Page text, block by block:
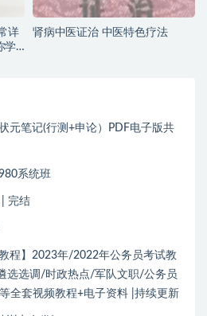
详
学
肾病中医证治 中医特色疗法
元笔记(行测+申论）PDF电子版共
系统班
完结
程】2023年/2022年公务员考试教
选选调/时政热点/军队文职/公务员
全套视频教程+电子资料 |持续更新